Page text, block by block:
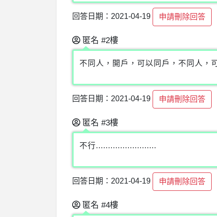
回答日期：2021-04-19 申請刪除回答
匿名 #2樓
不同人，開戶，可以同戶，不同人，
回答日期：2021-04-19 申請刪除回答
匿名 #3樓
不行.........................
回答日期：2021-04-19 申請刪除回答
匿名 #4樓